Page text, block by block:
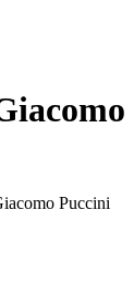
Puccini